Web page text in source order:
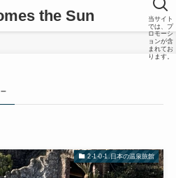
the Sun 当サイト
では、プ
ロモーシ
ョンが含
まれてお
ります。
2-1-0-1.日本の温泉旅館